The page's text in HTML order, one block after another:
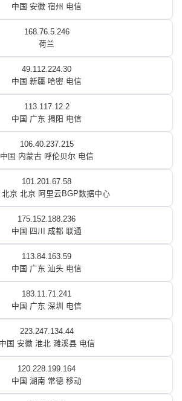
中国 安徽 宿州 电信
168.76.5.246
荷兰
49.112.224.30
中国 新疆 哈密 电信
113.117.12.2
中国 广东 揭阳 电信
106.40.237.215
中国 内蒙古 呼伦贝尔 电信
101.201.67.58
北京 北京 阿里云BGP数据中心
175.152.188.236
中国 四川 成都 联通
113.84.163.59
中国 广东 汕头 电信
183.11.71.241
中国 广东 深圳 电信
223.247.134.44
中国 安徽 淮北 濉溪县 电信
120.228.199.164
中国 湖南 常德 移动